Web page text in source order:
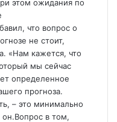
этом ожидания по
что вопрос о
не стоит,
«Нам кажется, что
мы сейчас
определенное
прогноза.
– это минимально
в том,